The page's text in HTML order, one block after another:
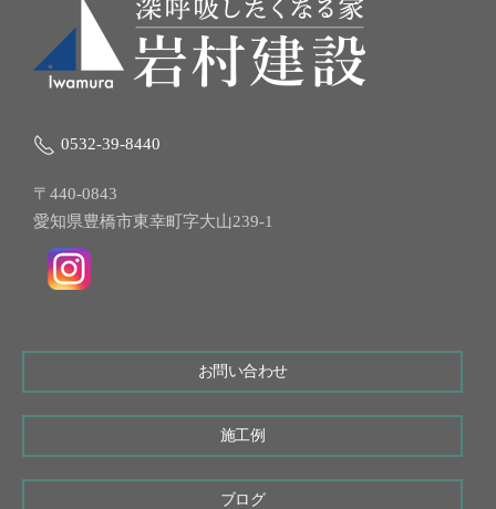
0532-39-8440
〒440-0843
愛知県豊橋市東幸町字大山239-1
お問い合わせ
施工例
ブログ